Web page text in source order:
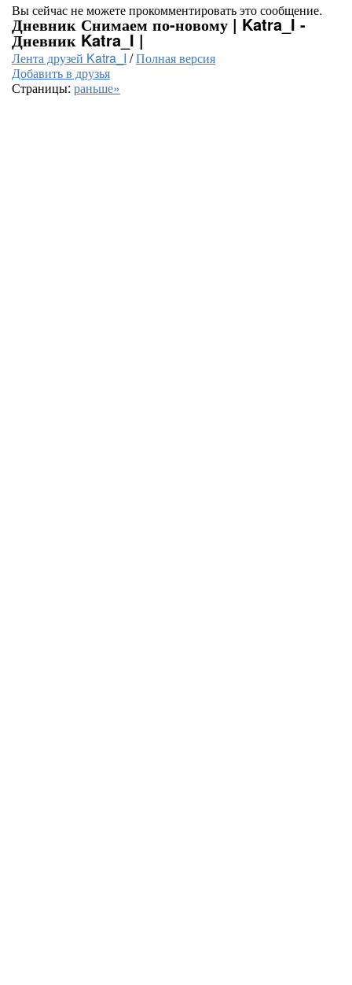
Вы сейчас не можете прокомментировать это сообщение.
Дневник Снимаем по-новому | Katra_I -
Дневник Katra_I |
Лента друзей Katra_I /Полная версия
Добавить в друзья
Страницы: раньше»